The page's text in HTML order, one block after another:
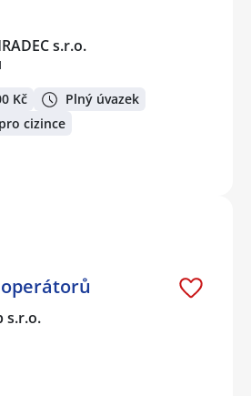
s.r.o.
Kč
Plný úvazek
cizince
operátorů
s.r.o.